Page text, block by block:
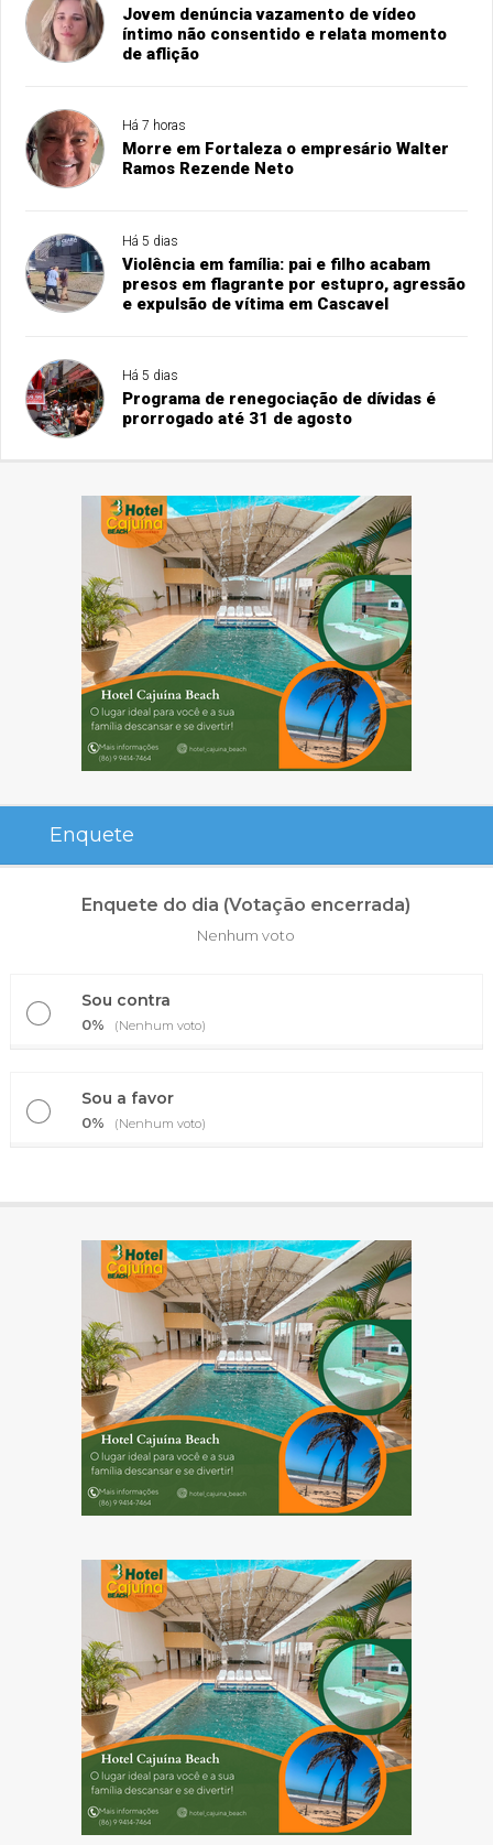
Jovem denúncia vazamento de vídeo
íntimo não consentido e relata momento
de aflição
Há 7 horas
Morre em Fortaleza o empresário Walter
Ramos Rezende Neto
Há 5 dias
Violência em família: pai e filho acabam
presos em flagrante por estupro, agressão
e expulsão de vítima em Cascavel
Há 5 dias
Programa de renegociação de dívidas é
prorrogado até 31 de agosto
Enquete
Enquete do dia (Votação encerrada)
Nenhum voto
Sou contra
0% (Nenhum voto)
Sou a favor
0% (Nenhum voto)